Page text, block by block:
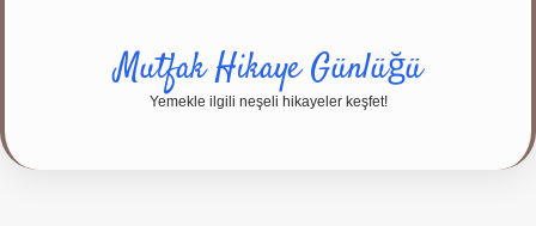
Mutfak Hikaye Günlüğü
Yemekle ilgili neşeli hikayeler keşfet!